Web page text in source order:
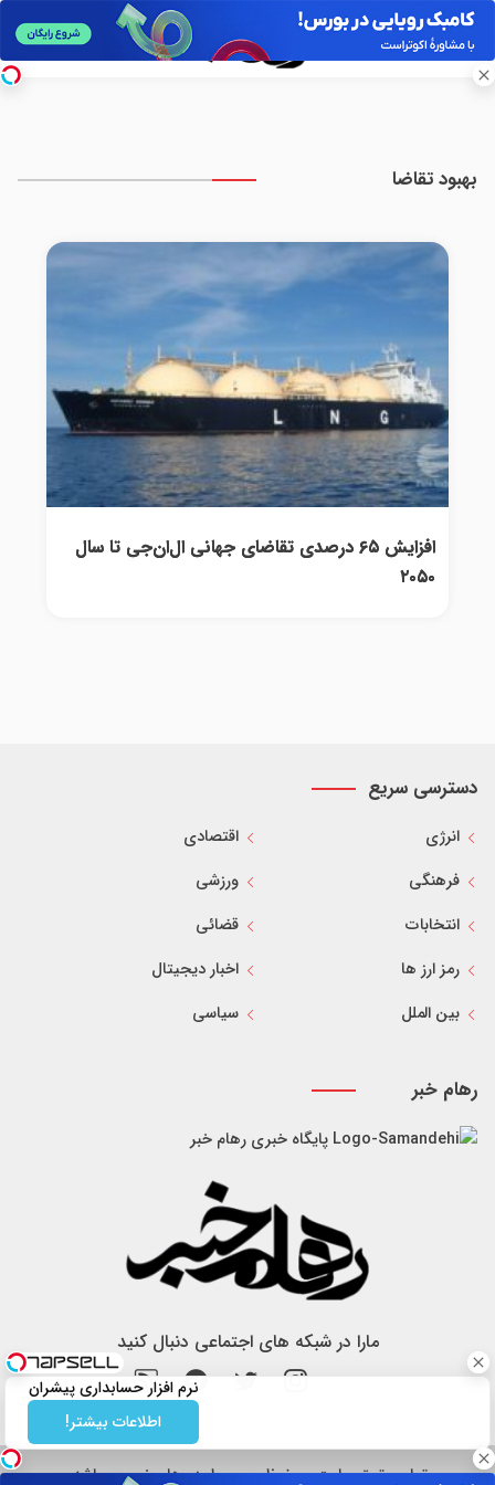
بهبود تقاضا
افزایش ۶۵ درصدی تقاضای جهانی ال‌ان‌جی تا سال
۲۰۵۰
دسترسی سریع
انرژی
اقتصادی
فرهنگی
ورزشی
انتخابات
قضائی
رمز ارز ها
اخبار دیجیتال
بین الملل
سیاسی
رهام خبر
پایگاه خبری رهام خبر
مارا در شبکه های اجتماعی دنبال کنید
تمام حقوق سایت محفوظ و مربوط به رهام خبر می باشد.
نرم افزار حسابداری پیشران
اطلاعات بیشتر!